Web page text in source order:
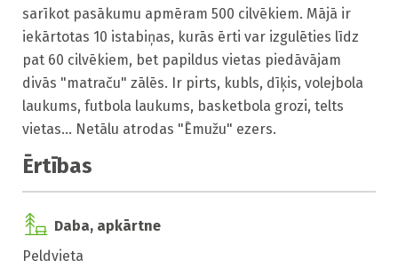
sarīkot pasākumu apmēram 500 cilvēkiem. Mājā ir
iekārtotas 10 istabiņas, kurās ērti var izgulēties līdz
pat 60 cilvēkiem, bet papildus vietas piedāvājam
divās "matraču" zālēs. Ir pirts, kubls, dīķis, volejbola
laukums, futbola laukums, basketbola grozi, telts
vietas... Netālu atrodas "Ēmužu" ezers.
Ērtības
Daba, apkārtne
Peldvieta